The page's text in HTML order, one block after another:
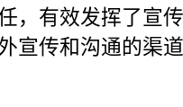
，有效发挥了宣
宣传和沟通的渠